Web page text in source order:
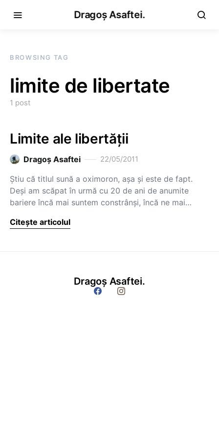
Dragoș Asaftei.
BROWSING TAG
limite de libertate
1 post
Limite ale libertății
Dragoş Asaftei 22/05/2011
Știu că titlul sună a oximoron, așa și este de fapt.
Deși am scăpat în urmă cu 20 de ani de anumite
bariere încă mai suntem constrânși, încă ne mai…
Citește articolul
Dragoș Asaftei.